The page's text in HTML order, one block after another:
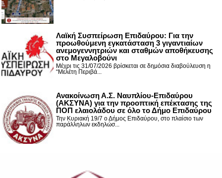
Λαϊκή Συσπείρωση Επιδαύρου: Για την
προωθούμενη εγκατάσταση 3 γιγαντιαίων
ανεμογεννητριών και σταθμών αποθήκευσης
στο Μεγαλοβούνι
Μέχρι τις 31/07/2026 βρίσκεται σε δημόσια διαβούλευση η
“Μελέτη Περιβά...
Ανακοίνωση Α.Σ. Ναυπλίου-Επιδαύρου
(ΑΚΣΥΝΑ) για την προοπτική επέκτασης της
ΠΟΠ ελαιολάδου σε όλο το Δήμο Επιδαύρου
Την Κυριακή 19/7 ο Δήμος Επιδαύρου, στο πλαίσιο των
παράλληλων εκδηλώσ...